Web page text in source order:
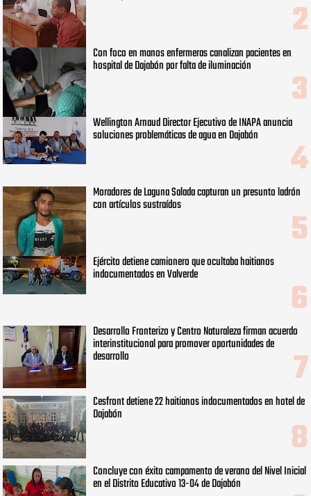
Con foco en manos enfermeras canalizan pacientes en
hospital de Dajabón por falta de iluminación
Wellington Arnaud Director Ejecutivo de INAPA anuncia
soluciones problemáticas de agua en Dajabón
Moradores de Laguna Salada capturan un presunto ladrón
con artículos sustraídos
Ejército detiene camionero que ocultaba haitianos
indocumentados en Valverde
Desarrollo Fronterizo y Centro Naturaleza firman acuerdo
interinstitucional para promover oportunidades de
desarrollo
Cesfront detiene 22 haitianos indocumentados en hotel de
Dajabón
Concluye con éxito campamento de verano del Nivel Inicial
en el Distrito Educativo 13-04 de Dajabón